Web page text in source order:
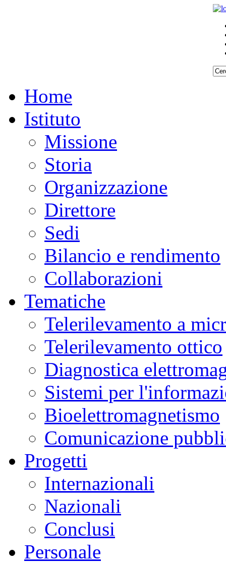
Home
Istituto
Missione
Storia
Organizzazione
Direttore
Sedi
Bilancio e rendimento
Collaborazioni
Tematiche
Telerilevamento a
Telerilevamento ottico
Diagnostica
Sistemi per
Bioelettromagnetismo
Comunicazione
Progetti
Internazionali
Nazionali
Conclusi
Personale